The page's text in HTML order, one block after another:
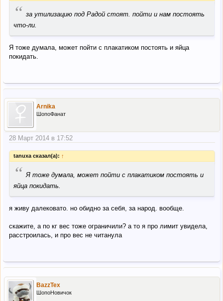
“ за утилизацию под Радой стоят. пойти и нам постоять
что-ли.
Я тоже думала, может пойти с плакатиком постоять и яйца
покидать.
Arnika
ШопоФанат
28 Март 2014 в 17:52
tanuxa сказал(а): ↑
“ Я тоже думала, может пойти с плакатиком постоять и
яйца покидать.
я живу далековато. но обидно за себя, за народ. вообще.
скажите, а по кг вес тоже ограничили? а то я про лимит увидела,
расстроилась, и про вес не читанула
BazzTex
ШопоНовичок